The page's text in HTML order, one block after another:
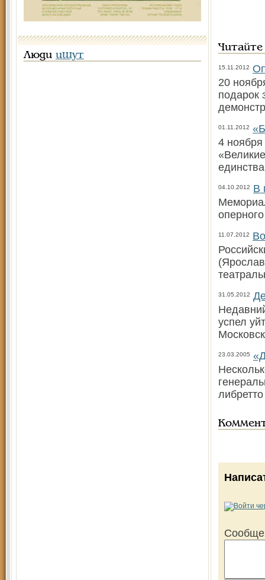
Люди ищут
15.11.2012
20
подарок
01.11.2012
4
единства
04.10.2012
В
11.07.2012
31.05.2012
успел
23.03.2005